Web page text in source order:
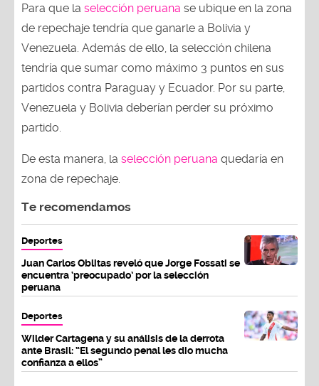
Para que la selección peruana se ubique en la zona
de repechaje tendría que ganarle a Bolivia y
Venezuela. Además de ello, la selección chilena
tendría que sumar como máximo 3 puntos en sus
partidos contra Paraguay y Ecuador. Por su parte,
Venezuela y Bolivia deberían perder su próximo
partido.
De esta manera, la selección peruana quedaría en
zona de repechaje.
Te recomendamos
Deportes
Juan Carlos Oblitas reveló que Jorge Fossati se
encuentra ‘preocupado’ por la selección
peruana
Deportes
Wilder Cartagena y su análisis de la derrota
ante Brasil: “El segundo penal les dio mucha
confianza a ellos”